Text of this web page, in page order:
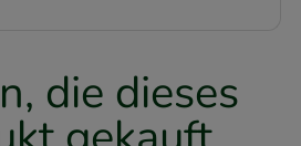
die dieses